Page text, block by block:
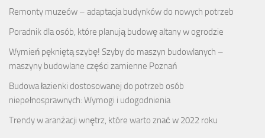
Remonty muzeów – adaptacja budynków do nowych potrzeb
Poradnik dla osób, które planują budowę altany w ogrodzie
Wymień pękniętą szybę! Szyby do maszyn budowlanych –
maszyny budowlane części zamienne Poznań
Budowa łazienki dostosowanej do potrzeb osób
niepełnosprawnych: Wymogi i udogodnienia
Trendy w aranżacji wnętrz, które warto znać w 2022 roku